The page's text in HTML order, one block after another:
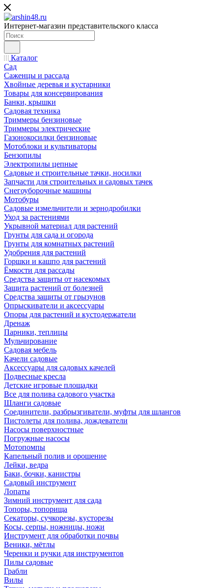
Интернет-магазин представительского класса
Каталог
Сад
Саженцы и рассада
Хвойные деревья и кустарники
Товары для консервирования
Банки, крышки
Садовая техника
Триммеры бензиновые
Триммеры электрические
Газонокосилки бензиновые
Мотоблоки и культиваторы
Бензопилы
Электропилы цепные
Садовые и строительные тачки, носилки
Запчасти для строительных и садовых тачек
Снегоуборочные машины
Мотобуры
Садовые измельчители и зернодробилки
Уход за растениями
Укрывной материал для растений
Грунты для сада и огорода
Грунты для комнатных растений
Удобрения для растений
Горшки и кашпо для растений
Ёмкости для рассады
Средства защиты от насекомых
Защита растений от болезней
Средства защиты от грызунов
Опрыскиватели и аксессуары
Опоры для растений и кустодержатели
Дренаж
Парники, теплицы
Мульчирование
Садовая мебель
Качели садовые
Аксессуары для садовых качелей
Подвесные кресла
Детские игровые площадки
Все для полива садового участка
Шланги садовые
Соединители, разбрызгиватели, муфты для шлангов
Пистолеты для полива, дождеватели
Насосы поверхностные
Погружные насосы
Мотопомпы
Капельный полив и орошение
Лейки, ведра
Баки, бочки, канистры
Садовый инструмент
Лопаты
Зимний инструмент для сада
Топоры, топорища
Секаторы, сучкорезы, кусторезы
Косы, серпы, ножницы, ножи
Инструмент для обработки почвы
Веники, мётлы
Черенки и ручки для инструментов
Пилы садовые
Грабли
Вилы